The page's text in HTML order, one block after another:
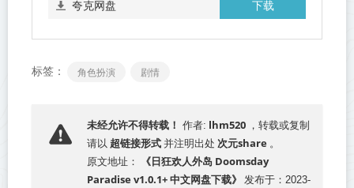
下载
夸克网盘
标签： 角色扮演 剧情
未经允许不得转载！ 作者: lhm520 ，转载或复制
请以 超链接形式 并注明出处 次元share 。
原文地址：
《日狂欢人外岛 Doomsday
Paradise v1.0.1+ 中文网盘下载》
发布于：2023-